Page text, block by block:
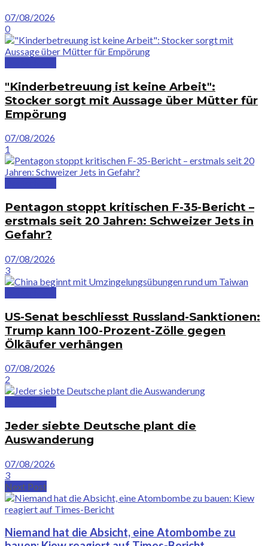
07/08/2026
0
"Kinderbetreuung ist keine Arbeit":
Stocker sorgt mit Aussage über Mütter für
Empörung
07/08/2026
1
Pentagon stoppt kritischen F-35-Bericht –
erstmals seit 20 Jahren: Schweizer Jets in
Gefahr?
07/08/2026
3
US-Senat beschliesst Russland-Sanktionen:
Trump kann 100-Prozent-Zölle gegen
Ölkäufer verhängen
07/08/2026
2
Jeder siebte Deutsche plant die
Auswanderung
07/08/2026
3
Next Post
Niemand hat die Absicht, eine Atombombe zu